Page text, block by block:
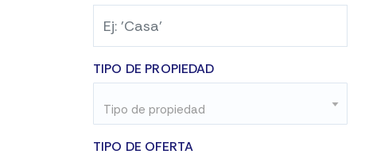
TIPO DE PROPIEDAD
Tipo de propiedad
TIPO DE OFERTA